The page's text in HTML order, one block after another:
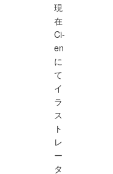
現
在
Ci-
en
に
て
イ
ラ
ス
ト
レ
ー
タ